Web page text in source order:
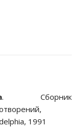
. Сборник
1991